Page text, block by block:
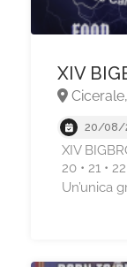
XIV
20/08/
XIV
20 • 21 •
Un’unica